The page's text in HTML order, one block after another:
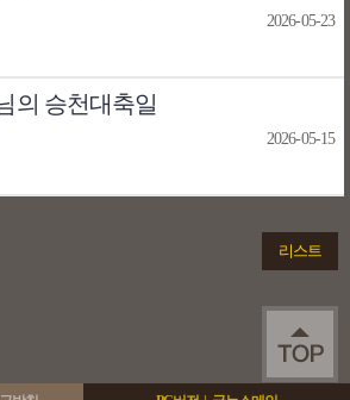
2026-05-23
의 승천대축일
2026-05-15
리스트